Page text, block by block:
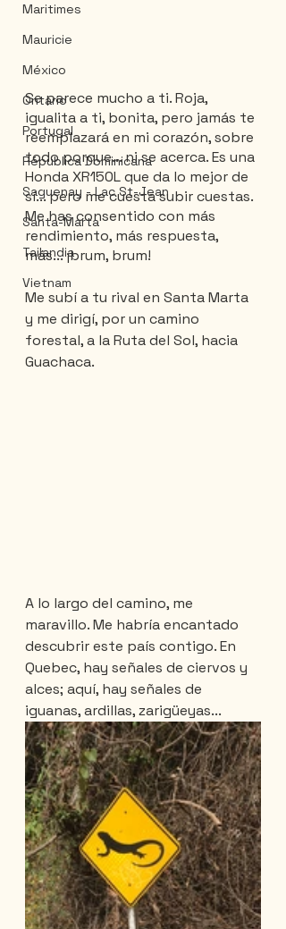
Maritimes
Mauricie
México
Ontario
Portugal
Républica Dominicana
Saguenay - Lac St-Jean
Santa-Marta
Tailandia
Vietnam
Se parece mucho a ti. Roja,
igualita a ti, bonita, pero jamás te
reemplazará en mi corazón, sobre
todo porque... ni se acerca. Es una
Honda XR150L que da lo mejor de
sí... pero me cuesta subir cuestas.
Me has consentido con más
rendimiento, más respuesta,
más... ¡brum, brum!
Me subí a tu rival en Santa Marta
y me dirigí, por un camino
forestal, a la Ruta del Sol, hacia
Guachaca.
A lo largo del camino, me
maravillo. Me habría encantado
descubrir este país contigo. En
Quebec, hay señales de ciervos y
alces; aquí, hay señales de
iguanas, ardillas, zarigüeyas...